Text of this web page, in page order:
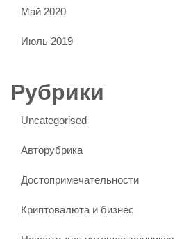
Май 2020
Июль 2019
Рубрики
Uncategorised
Авторубрика
Достопримечательности
Криптовалюта и бизнес